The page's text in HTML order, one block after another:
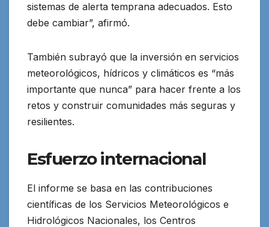
sistemas de alerta temprana adecuados. Esto
debe cambiar”, afirmó.
También subrayó que la inversión en servicios
meteorológicos, hídricos y climáticos es “más
importante que nunca” para hacer frente a los
retos y construir comunidades más seguras y
resilientes.
Esfuerzo internacional
El informe se basa en las contribuciones
científicas de los Servicios Meteorológicos e
Hidrológicos Nacionales, los Centros